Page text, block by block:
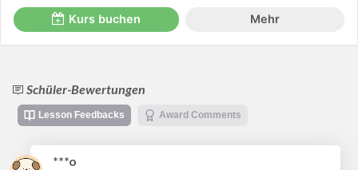
Kurs buchen Mehr
Schüler-Bewertungen
Lesson Feedbacks Award Comments
***o